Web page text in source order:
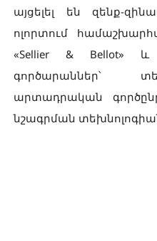
այցելել են զենք-
ոլորտում
«Sellier & Bellot» և
գործարաններ՝
արտադրական
նշագրման